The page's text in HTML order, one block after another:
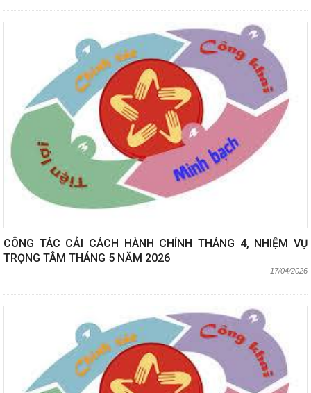
CÔNG TÁC CẢI CÁCH HÀNH CHÍNH THÁNG 4, NHIỆM VỤ
TRỌNG TÂM THÁNG 5 NĂM 2026
17/04/2026